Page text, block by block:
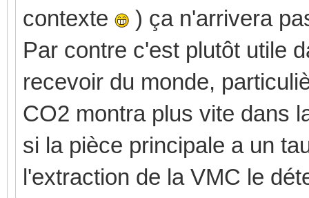
contexte
) ça n'arrivera
Par contre c'est plutôt utile
recevoir du monde,
CO2 montra plus vite dans
si la pièce principale a un
l'extraction de la VMC le